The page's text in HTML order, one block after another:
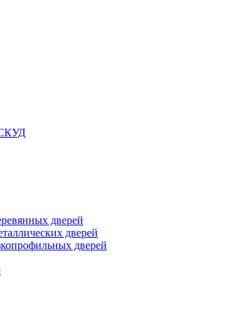
СКУД
дверей
дверей
дверей